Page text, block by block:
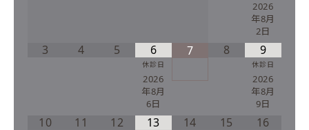
2026
年8月
2日
3 4 5 6
休診日
2026
年8月
6日
7 8 9
休診日
2026
年8月
9日
10 11 12 13 14 15 16